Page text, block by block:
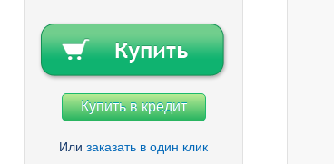
Купить в кредит
Или заказать в один клик